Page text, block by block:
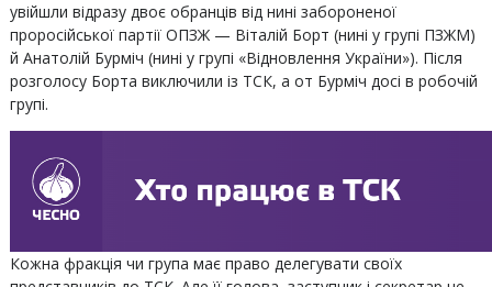
увійшли відразу двоє обранців від нині забороненої
проросійської партії ОПЗЖ — Віталій Борт (нині у групі ПЗЖМ)
й Анатолій Бурміч (нині у групі «Відновлення України»). Після
розголосу Борта виключили із ТСК, а от Бурміч досі в робочій
групі.
Кожна фракція чи група має право делегувати своїх